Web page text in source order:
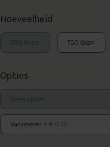
Hoeveelheid
500 Gram 750 Gram
Opties
Geen opties
Vacumeren + € 0.25